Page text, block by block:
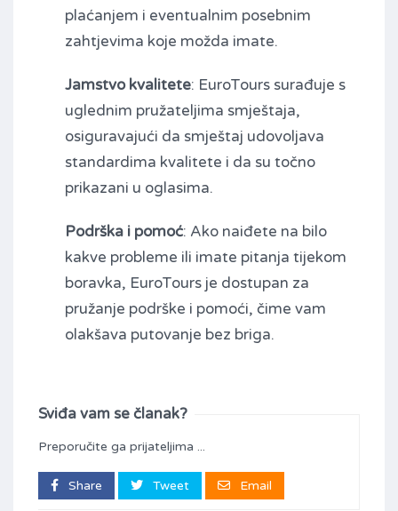
plaćanjem i eventualnim posebnim
zahtjevima koje možda imate.
Jamstvo kvalitete: EuroTours surađuje s
uglednim pružateljima smještaja,
osiguravajući da smještaj udovoljava
standardima kvalitete i da su točno
prikazani u oglasima.
Podrška i pomoć: Ako naiđete na bilo
kakve probleme ili imate pitanja tijekom
boravka, EuroTours je dostupan za
pružanje podrške i pomoći, čime vam
olakšava putovanje bez briga.
Sviđa vam se članak?
Preporučite ga prijateljima ...
Share Tweet Email